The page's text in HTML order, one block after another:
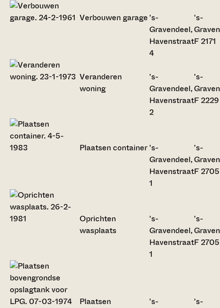
Verbouwen garage 's-
Gravendeel,
Havenstraat
4
's-
F 2171
Veranderen
woning
's-
Gravendeel,
Havenstraat
2
's-
F 2229
Plaatsen container 's-
Gravendeel,
Havenstraat
1
's-
F 2705
Oprichten
wasplaats
's-
Gravendeel,
Havenstraat
1
's-
F 2705
Plaatsen
's-
's-